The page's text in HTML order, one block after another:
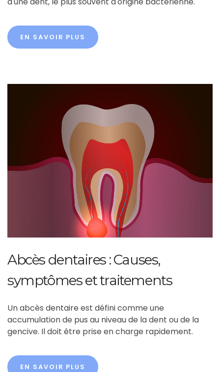
EN SAVOIR PLUS
Abcès dentaires : Causes,
symptômes et traitements
Un abcès dentaire est défini comme une
accumulation de pus au niveau de la dent ou de la
gencive. Il doit être prise en charge rapidement.
EN SAVOIR PLUS